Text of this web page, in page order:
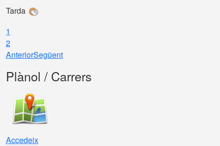
Tarda
1
2
AnteriorSegüent
Plànol / Carrers
Accedeix